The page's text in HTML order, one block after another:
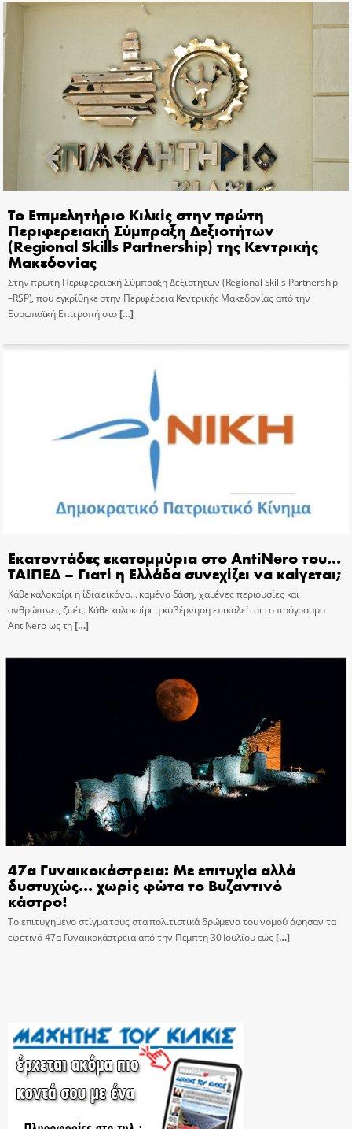
Το Επιμελητήριο Κιλκίς στην πρώτη
Περιφερειακή Σύμπραξη Δεξιοτήτων
(Regional Skills Partnership) της Κεντρικής
Μακεδονίας
Στην πρώτη Περιφερειακή Σύμπραξη Δεξιοτήτων (Regional Skills Partnership
–RSP), που εγκρίθηκε στην Περιφέρεια Κεντρικής Μακεδονίας από την
Ευρωπαϊκή Επιτροπή στο[…]
Εκατοντάδες εκατομμύρια στο AntiNero του…
ΤΑΙΠΕΔ – Γιατί η Ελλάδα συνεχίζει να καίγεται;
Κάθε καλοκαίρι η ίδια εικόνα… καμένα δάση, χαμένες περιουσίες και
ανθρώπινες ζωές. Κάθε καλοκαίρι η κυβέρνηση επικαλείται το πρόγραμμα
AntiNero ως τη[…]
47α Γυναικοκάστρεια: Με επιτυχία αλλά
δυστυχώς… χωρίς φώτα το Βυζαντινό
κάστρο!
Το επιτυχημένο στίγμα τους στα πολιτιστικά δρώμενα του νομού άφησαν τα
εφετινά 47α Γυναικοκάστρεια από την Πέμπτη 30 Ιουλίου εώς[…]